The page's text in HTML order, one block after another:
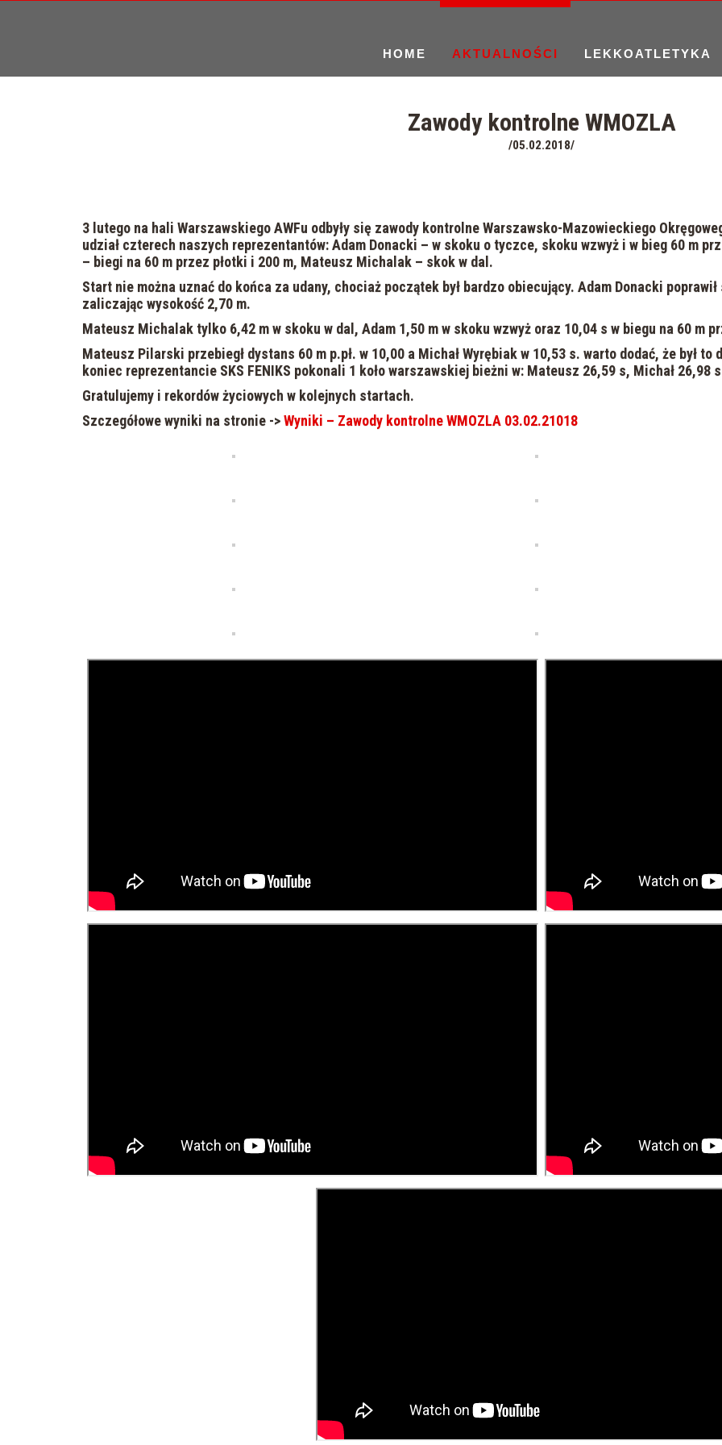
HOME AKTUALNOŚCI LEKKOATLETYKA
Zawody kontrolne WMOZLA
/05.02.2018/
3 lutego na hali Warszawskiego AWFu odbyły się zawody kontrolne Warszawsko-Mazowieckiego
udział czterech naszych reprezentantów: Adam Donacki – w skoku o tyczce, skoku wzwyż i w bieg 60 m
– biegi na 60 m przez płotki i 200 m, Mateusz Michalak – skok w dal.
Start nie można uznać do końca za udany, chociaż początek był bardzo obiecujący. Adam Donacki
zaliczając wysokość 2,70 m.
Mateusz Michalak tylko 6,42 m w skoku w dal, Adam 1,50 m w skoku wzwyż oraz 10,04 s w biegu na 60 m
Mateusz Pilarski przebiegł dystans 60 m p.pł. w 10,00 a Michał Wyrębiak w 10,53 s. warto dodać, że był to
koniec reprezentancie SKS FENIKS pokonali 1 koło warszawskiej bieżni w: Mateusz 26,59 s, Michał 26,98
Gratulujemy i rekordów życiowych w kolejnych startach.
Szczegółowe wyniki na stronie ->Wyniki – Zawody kontrolne WMOZLA 03.02.21018